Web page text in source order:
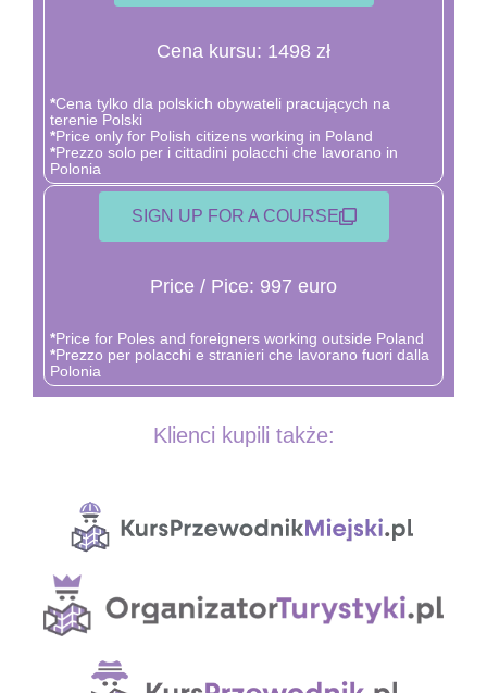
Cena kursu: 1498 zł
*Cena tylko dla polskich obywateli pracujących na
terenie Polski
*Price only for Polish citizens working in Poland
*Prezzo solo per i cittadini polacchi che lavorano in
Polonia
SIGN UP FOR A COURSE
Price / Pice: 997 euro
*Price for Poles and foreigners working outside Poland
*Prezzo per polacchi e stranieri che lavorano fuori dalla
Polonia
Klienci kupili także: